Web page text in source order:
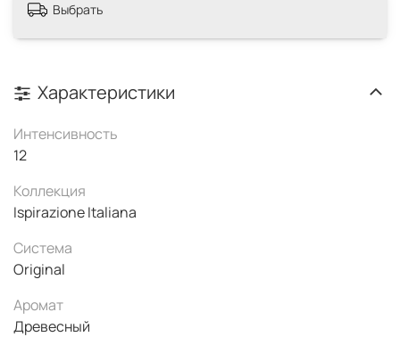
Выбрать
Характеристики
Интенсивность
12
Коллекция
Ispirazione Italiana
Система
Original
Аромат
Древесный